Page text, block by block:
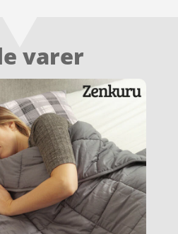
varer